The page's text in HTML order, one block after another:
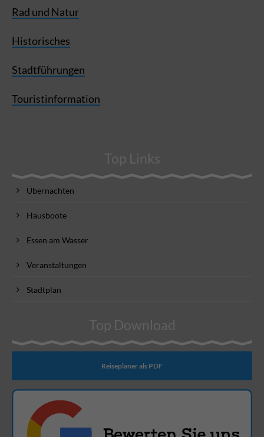
Rad und Natur
Historisches
Stadtführungen
Touristinformation
Top Links
Übernachten
Hausboote
Essen am Wasser
Veranstaltungen
Stadtplan
Top Download
Reiseplaner als PDF